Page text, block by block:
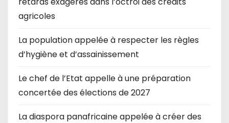
agricoles
La population appelée à respecter les règles
d’hygiène et d’assainissement
Le chef de l’Etat appelle à une préparation
concertée des élections de 2027
La diaspora panafricaine appelée à créer des